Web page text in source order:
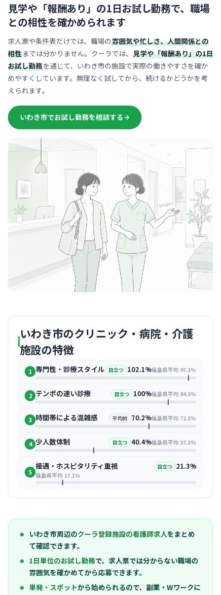
見学や「報酬あり」の1日お試し勤務で、 職場
との相性を確かめられます
求人票や条件表だけでは、職場の雰囲気や忙しさ、人間関係との
相性までは分かりません。クーラでは、 見学や「報酬あり」の1日
お試し勤務を通じて、いわき市の施設で実際の働きやすさを確か
めやすくしています。無理なく試してから、続けるかどうかを考
えられます。
いわき市でお試し勤務を相談する
いわき市のクリニック・病院・介護
施設の特徴
1 専門性・診療スタイル 目立つ 102.1%福島県平均 97.1%
2 テンポの速い診療 目立つ 100%福島県平均 84.3%
3 時間帯による混雑感 平均的 70.2%福島県平均 72.1%
4 少人数体制 目立つ 40.4%福島県平均 37.1%
5
接遇・ホスピタリティ重視 目立つ 21.3%
福島県平均 17.1%
いわき市周辺のクーラ登録施設の看護師求人をまとめ
て確認できます。
1日単位のお試し勤務で、求人票では分からない職場の
雰囲気を確かめてから応募できます。
単発・スポットから始められるので、副業・Wワークに